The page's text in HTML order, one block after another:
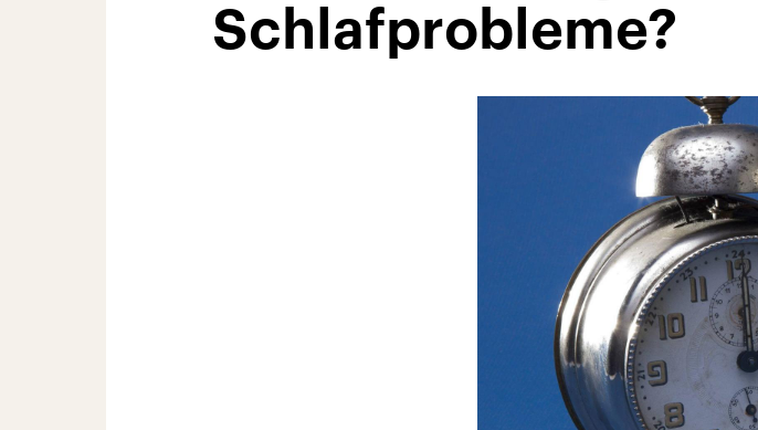
Schlafprobleme?